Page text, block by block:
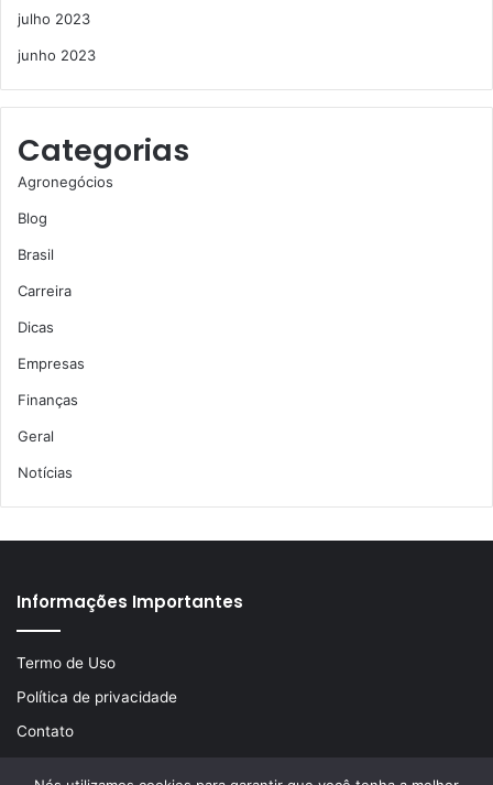
julho 2023
junho 2023
Categorias
Agronegócios
Blog
Brasil
Carreira
Dicas
Empresas
Finanças
Geral
Notícias
Informações Importantes
Termo de Uso
Política de privacidade
Contato